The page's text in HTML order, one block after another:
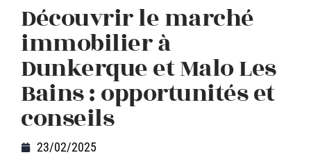
Découvrir le marché
immobilier à
Dunkerque et Malo Les
Bains : opportunités et
conseils
23/02/2025